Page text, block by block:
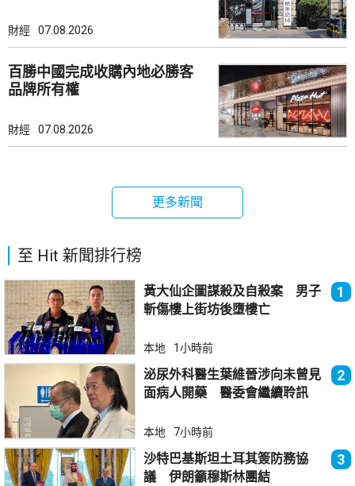
財經 07.08.2026
百勝中國完成收購內地必勝客
品牌所有權
財經 07.08.2026
更多新聞
至 Hit 新聞排行榜
黃大仙企圖謀殺及自殺案 男子
斬傷樓上街坊後墮樓亡
1
本地 1小時前
泌尿外科醫生葉維晉涉向未曾見
面病人開藥 醫委會繼續聆訊
2
本地 7小時前
沙特巴基斯坦土耳其簽防務協
議 伊朗籲穆斯林團結
3